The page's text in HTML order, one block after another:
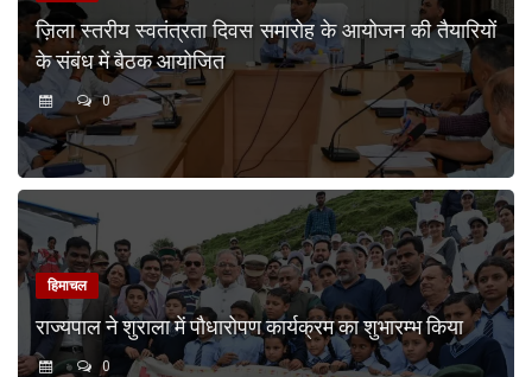
ज़िला स्तरीय स्वतंत्रता दिवस समारोह के आयोजन की तैयारियों
के संबंध में बैठक आयोजित
0
हिमाचल
राज्यपाल ने शुराला में पौधारोपण कार्यक्रम का शुभारम्भ किया
0